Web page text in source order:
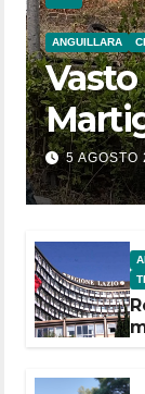
ANGUILLARA
5 AGOSTO